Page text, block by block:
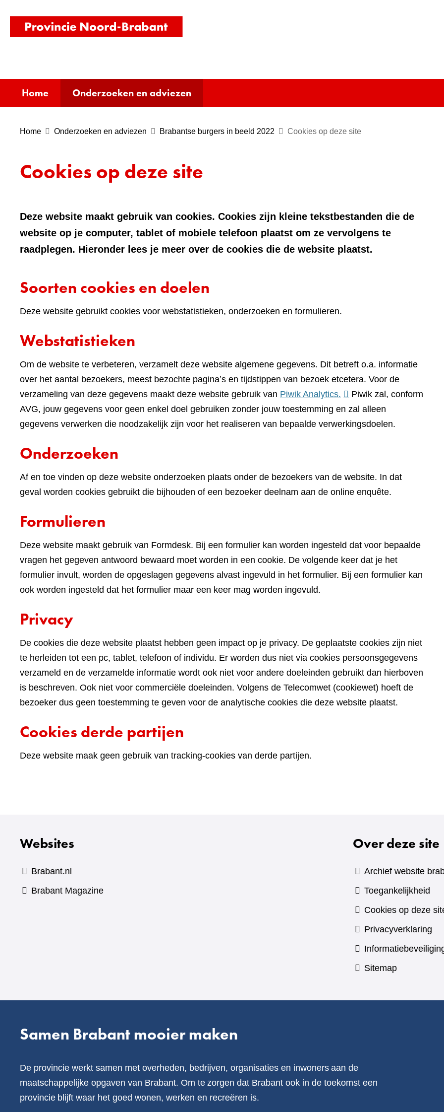
homepage)
Home Onderzoeken en adviezen
Home Onderzoeken en adviezen Brabantse burgers in beeld 2022 Cookies op deze site
Cookies op deze site
Deze website maakt gebruik van cookies. Cookies zijn kleine tekstbestanden die de
website op je computer, tablet of mobiele telefoon plaatst om ze vervolgens te
raadplegen. Hieronder lees je meer over de cookies die de website plaatst.
Soorten cookies en doelen
Deze website gebruikt cookies voor webstatistieken, onderzoeken en formulieren.
Webstatistieken
Om de website te verbeteren, verzamelt deze website algemene gegevens. Dit betreft o.a. informatie
over het aantal bezoekers, meest bezochte pagina’s en tijdstippen van bezoek etcetera. Voor de
verzameling van deze gegevens maakt deze website gebruik van Piwik Analytics. (verwijst
naar
een
Piwik zal, conform
AVG, jouw gegevens voor geen enkel doel gebruiken zonder jouw toestemming en zal alleen
gegevens verwerken die noodzakelijk zijn voor het realiseren van bepaalde verwerkingsdoelen.
Onderzoeken
Af en toe vinden op deze website onderzoeken plaats onder de bezoekers van de website. In dat
geval worden cookies gebruikt die bijhouden of een bezoeker deelnam aan de online enquête.
Formulieren
Deze website maakt gebruik van Formdesk. Bij een formulier kan worden ingesteld dat voor bepaalde
vragen het gegeven antwoord bewaard moet worden in een cookie. De volgende keer dat je het
formulier invult, worden de opgeslagen gegevens alvast ingevuld in het formulier. Bij een formulier kan
ook worden ingesteld dat het formulier maar een keer mag worden ingevuld.
Privacy
De cookies die deze website plaatst hebben geen impact op je privacy. De geplaatste cookies zijn niet
te herleiden tot een pc, tablet, telefoon of individu. Er worden dus niet via cookies persoonsgegevens
verzameld en de verzamelde informatie wordt ook niet voor andere doeleinden gebruikt dan hierboven
is beschreven. Ook niet voor commerciële doeleinden. Volgens de Telecomwet (cookiewet) hoeft de
bezoeker dus geen toestemming te geven voor de analytische cookies die deze website plaatst.
Cookies derde partijen
Deze website maak geen gebruik van tracking-cookies van derde partijen.
Websites
Brabant.nl
Brabant Magazine(verwijst
Over deze site
Archief website
Toegankelijkheid
Cookies op deze
Privacyverklaring
Sitemap
Samen Brabant mooier maken
De provincie werkt samen met overheden, bedrijven, organisaties en inwoners aan de
maatschappelijke opgaven van Brabant. Om te zorgen dat Brabant ook in de toekomst een
provincie blijft waar het goed wonen, werken en recreëren is.